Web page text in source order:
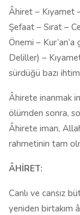
Âhiret – Kıyamet
Şefaat – Sırat –
Önemi –
Deliller) –
sürdüğü bazı
Âhirete inanmak
ölümden sonra,
Âhirete iman,
rahmetinin tam
ÂHİRET:
Canlı ve cansız
yeniden birtakım